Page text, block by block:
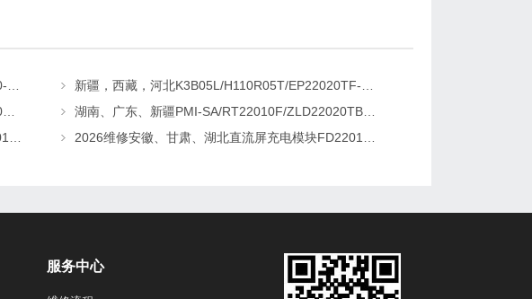
湖南、广东、新疆PMI-SA/RT22010F/ZLD22020TB电源模块维修更换
服务中心